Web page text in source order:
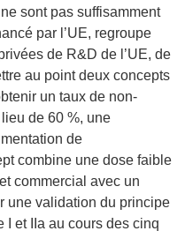
sont pas suffisamment
par l’UE, regroupe
de R&D de l’UE, de
au point deux concepts
un taux de non-
de 60 %, une
de
combine une dose faible
commercial avec un
une validation du principe
I et IIa au cours des cinq